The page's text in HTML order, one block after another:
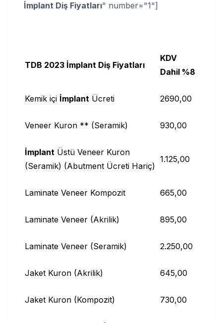
İmplant Diş Fiyatları" number="1"]
TDB 2023 İmplant Diş Fiyatları
KDV
Dahil %8
Kemik içi İmplant Ücreti 2690,00
Veneer Kuron ** (Seramik) 930,00
İmplant Üstü Veneer Kuron
(Seramik) (Abutment Ücreti Hariç)
1.125,00
Laminate Veneer Kompozit 665,00
Laminate Veneer (Akrilik) 895,00
Laminate Veneer (Seramik) 2.250,00
Jaket Kuron (Akrilik) 645,00
Jaket Kuron (Kompozit) 730,00